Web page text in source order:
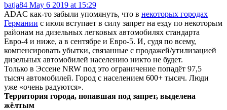
batja84 May 6 2019 at 15:29
ADAC как-то забыли упомянуть, что в некоторых городах
Германии с июля вступает в силу запрет на езду по некоторым
районам на дизельных легковых автомобилях стандарта
Евро-4 и ниже, а в сентябре и Евро-5. И, судя по всему,
компенсировать убытки, связанные с продажей/утилизацией
дизельных автомобилей населению никто не будет.
Только в Эссене NRW под это ограничение попадёт 97,5
тысяч автомобилей. Город с населением 600+ тысяч. Люди
уже «очень радуются».
Территория города, попавшая под запрет, выделена
жёлтым